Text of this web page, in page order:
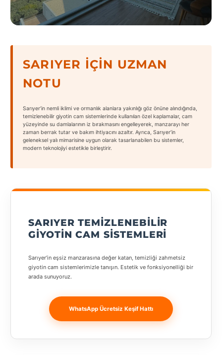
SARIYER İÇIN UZMAN
NOTU
Sarıyer’in nemli iklimi ve ormanlık alanlara yakınlığı göz önüne alındığında,
temizlenebilir giyotin cam sistemlerinde kullanılan özel kaplamalar, cam
yüzeyinde su damlalarının iz bırakmasını engelleyerek, manzarayı her
zaman berrak tutar ve bakım ihtiyacını azaltır. Ayrıca, Sarıyer’in
geleneksel yalı mimarisine uygun olarak tasarlanabilen bu sistemler,
modern teknolojiyi estetikle birleştirir.
SARIYER TEMIZLENEBILIR
GIYOTIN CAM SISTEMLERI
Sarıyer’in eşsiz manzarasına değer katan, temizliği zahmetsiz
giyotin cam sistemlerimizle tanışın. Estetik ve fonksiyonelliği bir
arada sunuyoruz.
WhatsApp Ücretsiz Keşif Hattı
States
Tüm
Şehirler
Adana
Adıyaman
Afyonkarahisar
Aydın
Banja
Bingöl
Bosnia and
Herzegovina
București